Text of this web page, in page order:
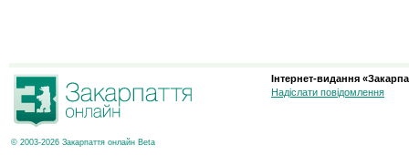
© 2003-2026 Закарпаття онлайн Beta
Інтернет-видання
Надіслати повідомлення